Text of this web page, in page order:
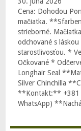
Cena: Dohodou
mačiatka.
strieborné.
odchované s
starostlivosťou. *
Očkované *
Longhair Seal
Silver Chinchilla
**Kontakt:** +381
WhatsApp)